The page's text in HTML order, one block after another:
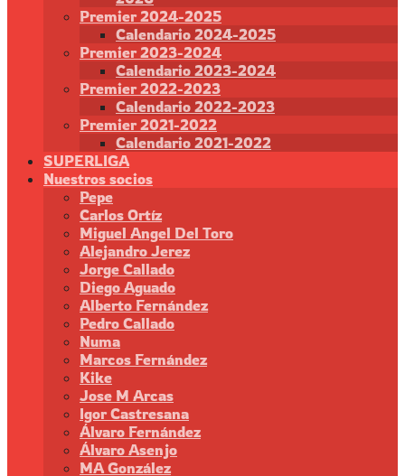
Premier 2024-2025
Calendario 2024-2025
Premier 2023-2024
Calendario 2023-2024
Premier 2022-2023
Calendario 2022-2023
Premier 2021-2022
Calendario 2021-2022
SUPERLIGA
Nuestros socios
Pepe
Carlos Ortíz
Miguel Angel Del Toro
Alejandro Jerez
Jorge Callado
Diego Aguado
Alberto Fernández
Pedro Callado
Numa
Marcos Fernández
Kike
Jose M Arcas
Igor Castresana
Álvaro Fernández
Álvaro Asenjo
MA González